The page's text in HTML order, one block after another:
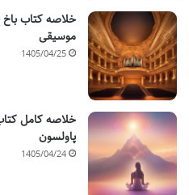
خلاصه کتاب باخ
موسیقی
1405/04/25
خلاصه کامل
پاولسون
1405/04/24